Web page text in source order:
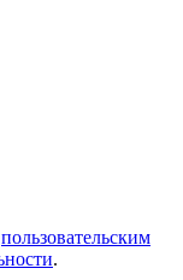
пользовательским
.